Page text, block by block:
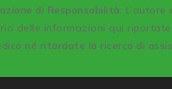
di Responsabilità: L’autore
delle informazioni qui
né ritardate la ricerca di